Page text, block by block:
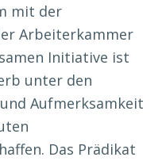
mit der
Arbeiterkammer
Initiative ist
unter den
Aufmerksamkeit
Das Prädikat